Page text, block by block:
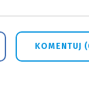
KOMENTUJ